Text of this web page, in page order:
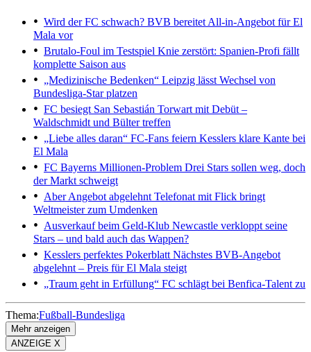
Wird der FC schwach? BVB bereitet All-in-Angebot für El
Mala vor
Brutalo-Foul im Testspiel Knie zerstört: Spanien-Profi fällt
komplette Saison aus
„Medizinische Bedenken“ Leipzig lässt Wechsel von
Bundesliga-Star platzen
FC besiegt San Sebastián Torwart mit Debüt –
Waldschmidt und Bülter treffen
„Liebe alles daran“ FC-Fans feiern Kesslers klare Kante bei
El Mala
FC Bayerns Millionen-Problem Drei Stars sollen weg, doch
der Markt schweigt
Aber Angebot abgelehnt Telefonat mit Flick bringt
Weltmeister zum Umdenken
Ausverkauf beim Geld-Klub Newcastle verkloppt seine
Stars – und bald auch das Wappen?
Kesslers perfektes Pokerblatt Nächstes BVB-Angebot
abgelehnt – Preis für El Mala steigt
„Traum geht in Erfüllung“ FC schlägt bei Benfica-Talent zu
Thema:Fußball-Bundesliga
Mehr anzeigen
ANZEIGE X